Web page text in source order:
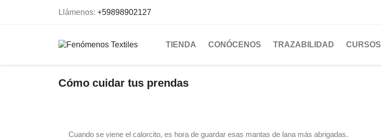
Llámenos: +59898902127
TIENDA CONÓCENOS TRAZABILIDAD CURSOS
Cómo cuidar tus prendas
Cuando se viene el calorcito, es hora de guardar esas mantas de lana más abrigadas.